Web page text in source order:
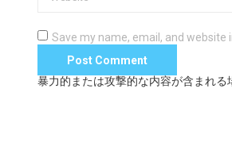
Save my name, email, and
暴力的または攻撃的な内容が含まれる